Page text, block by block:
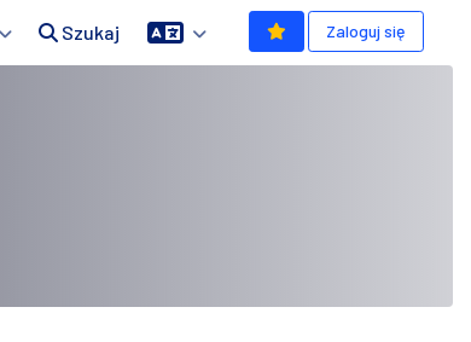
Szukaj Zaloguj się